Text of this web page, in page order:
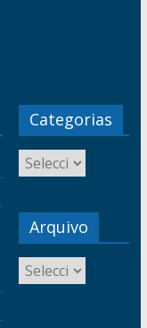
Categorias
Arquivo